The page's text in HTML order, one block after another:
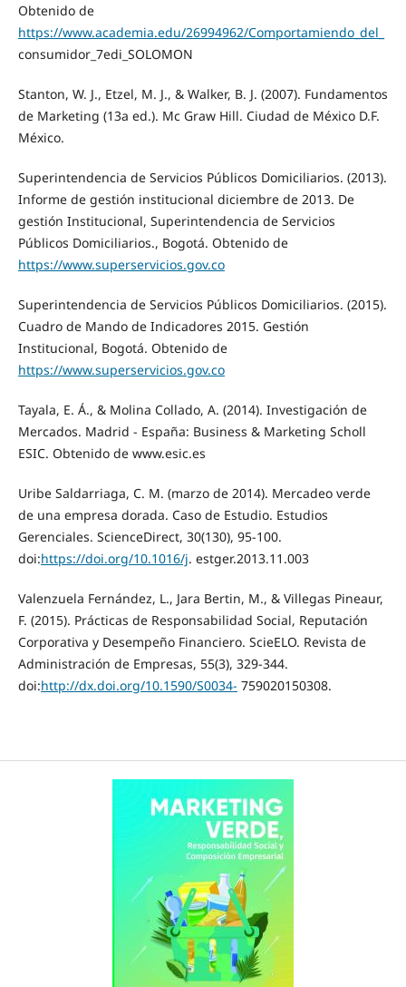
Obtenido de
https://www.academia.edu/26994962/Comportamiendo_del_
consumidor_7edi_SOLOMON
Stanton, W. J., Etzel, M. J., & Walker, B. J. (2007). Fundamentos
de Marketing (13a ed.). Mc Graw Hill. Ciudad de México D.F.
México.
Superintendencia de Servicios Públicos Domiciliarios. (2013).
Informe de gestión institucional diciembre de 2013. De
gestión Institucional, Superintendencia de Servicios
Públicos Domiciliarios., Bogotá. Obtenido de
https://www.superservicios.gov.co
Superintendencia de Servicios Públicos Domiciliarios. (2015).
Cuadro de Mando de Indicadores 2015. Gestión
Institucional, Bogotá. Obtenido de
https://www.superservicios.gov.co
Tayala, E. Á., & Molina Collado, A. (2014). Investigación de
Mercados. Madrid - España: Business & Marketing Scholl
ESIC. Obtenido de www.esic.es
Uribe Saldarriaga, C. M. (marzo de 2014). Mercadeo verde
de una empresa dorada. Caso de Estudio. Estudios
Gerenciales. ScienceDirect, 30(130), 95-100.
doi:https://doi.org/10.1016/j. estger.2013.11.003
Valenzuela Fernández, L., Jara Bertin, M., & Villegas Pineaur,
F. (2015). Prácticas de Responsabilidad Social, Reputación
Corporativa y Desempeño Financiero. ScieELO. Revista de
Administración de Empresas, 55(3), 329-344.
doi:http://dx.doi.org/10.1590/S0034- 759020150308.